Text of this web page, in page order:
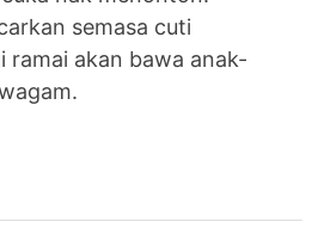
semasa cuti
ramai akan bawa anak-